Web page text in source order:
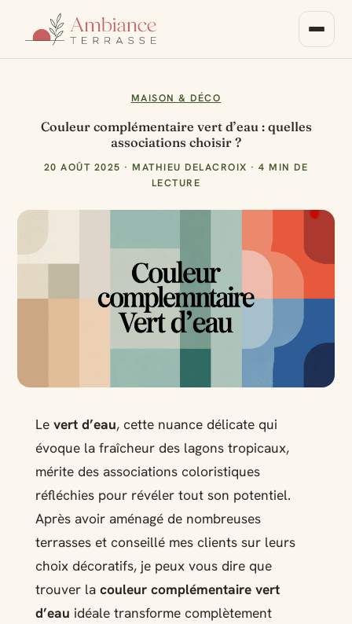
MAISON & DÉCO
Couleur complémentaire vert d’eau : quelles
associations choisir ?
20 AOÛT 2025 · MATHIEU DELACROIX · 4 MIN DE
LECTURE
Le vert d’eau, cette nuance délicate qui
évoque la fraîcheur des lagons tropicaux,
mérite des associations coloristiques
réfléchies pour révéler tout son potentiel.
Après avoir aménagé de nombreuses
terrasses et conseillé mes clients sur leurs
choix décoratifs, je peux vous dire que
trouver la couleur complémentaire vert
d’eau idéale transforme complètement